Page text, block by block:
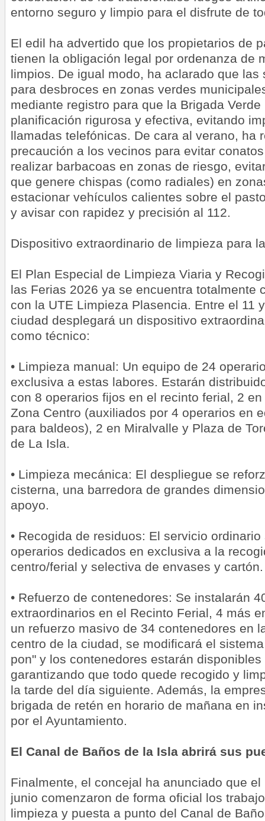
entorno seguro y limpio para el disfrute de
El edil ha advertido que los propietarios de
tienen la obligación legal por ordenanza de
limpios. De igual modo, ha aclarado que
para desbroces en zonas verdes
mediante registro para que la Brigada
planificación rigurosa y efectiva, evitando
llamadas telefónicas. De cara al verano, ha
precaución a los vecinos para evitar
realizar barbacoas en zonas de riesgo,
que genere chispas (como radiales) en
estacionar vehículos calientes sobre el
y avisar con rapidez y precisión al 112.
Dispositivo extraordinario de limpieza para
El Plan Especial de Limpieza Viaria y
las Ferias 2026 ya se encuentra totalmente
con la UTE Limpieza Plasencia. Entre el 11
ciudad desplegará un dispositivo
como técnico:
• Limpieza manual: Un equipo de 24
exclusiva a estas labores. Estarán
con 8 operarios fijos en el recinto ferial, 2
Zona Centro (auxiliados por 4 operarios en
para baldeos), 2 en Miralvalle y Plaza de
de La Isla.
• Limpieza mecánica: El despliegue se
cisterna, una barredora de grandes
apoyo.
• Recogida de residuos: El servicio
operarios dedicados en exclusiva a la
centro/ferial y selectiva de envases y cartón.
• Refuerzo de contenedores: Se instalarán
extraordinarios en el Recinto Ferial, 4 más
un refuerzo masivo de 34 contenedores en
centro de la ciudad, se modificará el
pon" y los contenedores estarán
garantizando que todo quede recogido y
la tarde del día siguiente. Además, la
brigada de retén en horario de mañana en
por el Ayuntamiento.
El Canal de Baños de la Isla abrirá sus
Finalmente, el concejal ha anunciado que
junio comenzaron de forma oficial los
limpieza y puesta a punto del Canal de